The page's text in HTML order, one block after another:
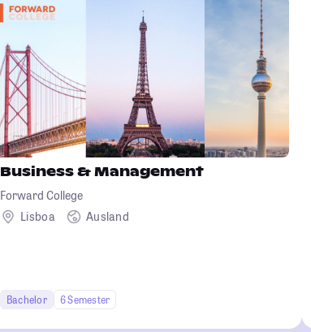
Business & Management
Forward College
Lisboa
Ausland
Bachelor 6 Semester